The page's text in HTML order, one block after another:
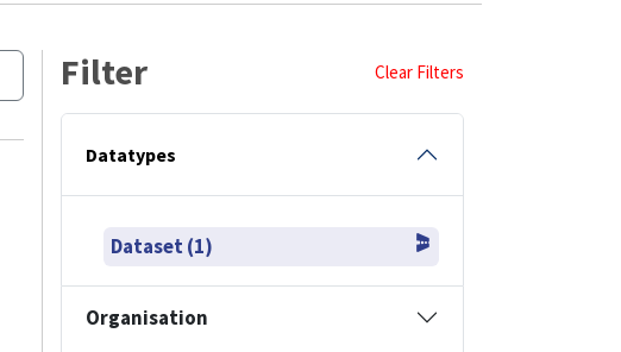
Filter Clear Filters
Datatypes
Dataset (1)
Organisation